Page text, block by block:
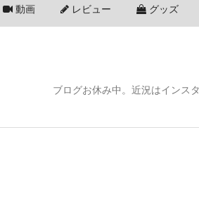
動画 レビュー グッズ
ブログお休み中。近況はインス